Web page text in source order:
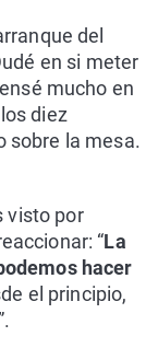
del
en si meter
mucho en
diez
sobre la mesa.
visto por
“La
hacer
el principio,